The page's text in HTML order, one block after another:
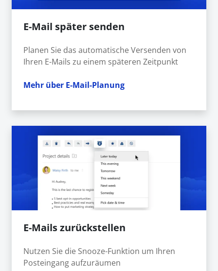
E-Mail später senden
Planen Sie das automatische Versenden von
Ihren E-Mails zu einem späteren Zeitpunkt
Mehr über E-Mail-Planung
E-Mails zurückstellen
Nutzen Sie die Snooze-Funktion um Ihren
Posteingang aufzuräumen